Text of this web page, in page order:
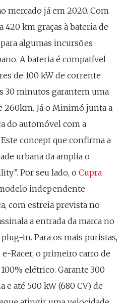
mercado já em 2020. Com
420 km graças à bateria de
algumas incursões
A bateria é compatível
de 100 kW de corrente
30 minutos garantem uma
260km. Já o Minimó junta a
do automóvel com a
concept que confirma a
urbana da amplia o
Por seu lado, o Cupra
independente
com estreia prevista no
a entrada da marca no
in. Para os mais puristas,
Racer, o primeiro carro de
elétrico. Garante 300
até 500 kW (680 CV) de